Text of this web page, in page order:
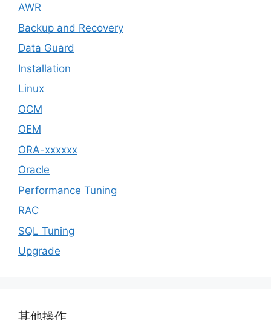
AWR
Backup and Recovery
Data Guard
Installation
Linux
OCM
OEM
ORA-xxxxxx
Oracle
Performance Tuning
RAC
SQL Tuning
Upgrade
其他操作